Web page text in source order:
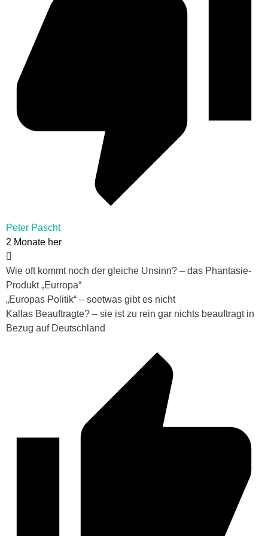
Peter Pascht
2 Monate her
Wie oft kommt noch der gleiche Unsinn? – das Phantasie-
Produkt „Eurropa“
„Europas Politik“ – soetwas gibt es nicht
Kallas Beauftragte? – sie ist zu rein gar nichts beauftragt in
Bezug auf Deutschland